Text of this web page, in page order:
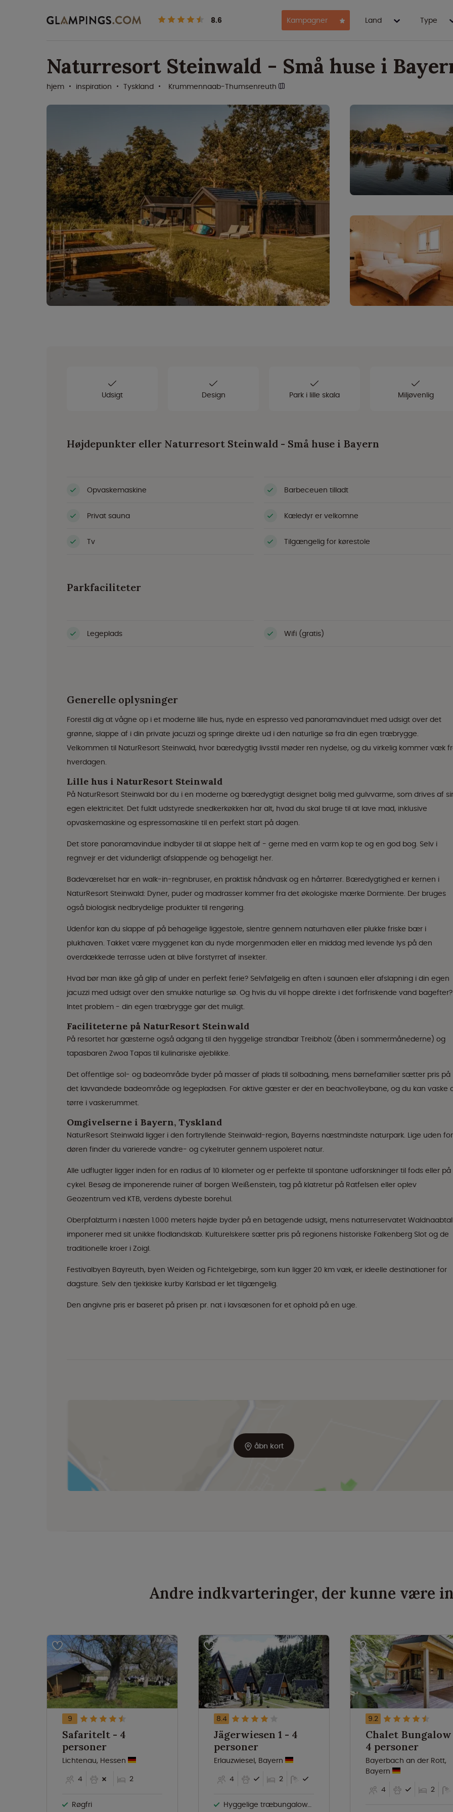
8.6 Kampagner Land Type
Naturresort Steinwald - Små huse i
hjem inspiration Tyskland Krummennaab-Thumsenreuth
Udsigt Design Park i lille skala Miljøvenlig
Højdepunkter eller Naturresort Steinwald - Små huse i Bayern
Opvaskemaskine Barbeceuen tilladt
Privat sauna Kæledyr er velkomne
Tv Tilgængelig for kørestole
Parkfaciliteter
Legeplads Wifi (gratis)
Generelle oplysninger
Forestil dig at vågne op i et moderne lille hus, nyde en espresso ved panoramavinduet med udsigt over det
grønne, slappe af i din private jacuzzi og springe direkte ud i den naturlige sø fra din egen træbrygge.
Velkommen til NaturResort Steinwald, hvor bæredygtig livsstil møder ren nydelse, og du virkelig kommer væk
hverdagen.
Lille hus i NaturResort Steinwald
På NaturResort Steinwald bor du i en moderne og bæredygtigt designet bolig med gulvvarme, som drives af
egen elektricitet. Det fuldt udstyrede snedkerkøkken har alt, hvad du skal bruge til at lave mad, inklusive
opvaskemaskine og espressomaskine til en perfekt start på dagen.
Det store panoramavindue indbyder til at slappe helt af - gerne med en varm kop te og en god bog. Selv i
regnvejr er det vidunderligt afslappende og behageligt her.
Badeværelset har en walk-in-regnbruser, en praktisk håndvask og en hårtørrer. Bæredygtighed er kernen i
NaturResort Steinwald: Dyner, puder og madrasser kommer fra det økologiske mærke Dormiente. Der bruges
også biologisk nedbrydelige produkter til rengøring.
Udenfor kan du slappe af på behagelige liggestole, slentre gennem naturhaven eller plukke friske bær i
plukhaven. Takket være myggenet kan du nyde morgenmaden eller en middag med levende lys på den
overdækkede terrasse uden at blive forstyrret af insekter.
Hvad bør man ikke gå glip af under en perfekt ferie? Selvfølgelig en aften i saunaen eller afslapning i din egen
jacuzzi med udsigt over den smukke naturlige sø. Og hvis du vil hoppe direkte i det forfriskende vand bagefter?
Intet problem - din egen træbrygge gør det muligt.
Faciliteterne på NaturResort Steinwald
På resortet har gæsterne også adgang til den hyggelige strandbar Treibholz (åben i sommermånederne) og
tapasbaren Zwoa Tapas til kulinariske øjeblikke.
Det offentlige sol- og badeområde byder på masser af plads til solbadning, mens børnefamilier sætter pris på
det lavvandede badeområde og legepladsen. For aktive gæster er der en beachvolleybane, og du kan vaske
tørre i vaskerummet.
Omgivelserne i Bayern, Tyskland
NaturResort Steinwald ligger i den fortryllende Steinwald-region, Bayerns næstmindste naturpark. Lige uden for
døren finder du varierede vandre- og cykelruter gennem uspoleret natur.
Alle udflugter ligger inden for en radius af 10 kilometer og er perfekte til spontane udforskninger til fods eller på
cykel. Besøg de imponerende ruiner af borgen Weißenstein, tag på klatretur på Ratfelsen eller oplev
Geozentrum ved KTB, verdens dybeste borehul.
Oberpfalzturm i næsten 1.000 meters højde byder på en betagende udsigt, mens naturreservatet Waldnaabtal
imponerer med sit unikke flodlandskab. Kulturelskere sætter pris på regionens historiske Falkenberg Slot og de
traditionelle kroer i Zoigl.
Festivalbyen Bayreuth, byen Weiden og Fichtelgebirge, som kun ligger 20 km væk, er ideelle destinationer for
dagsture. Selv den tjekkiske kurby Karlsbad er let tilgængelig.
Den angivne pris er baseret på prisen pr. nat i lavsæsonen for et ophold på en uge.
åbn kort
Andre indkvarteringer, der kunne være
9
Safaritelt - 4
personer
Lichtenau, Hessen
4
2
Røgfri
8.4
Jägerwiesen 1 - 4
personer
Erlauzwiesel, Bayern
4
2
Hyggelige træbungalower
9.2
Chalet
4 personer
Bayerbach an der Rott,
Bayern
4
2